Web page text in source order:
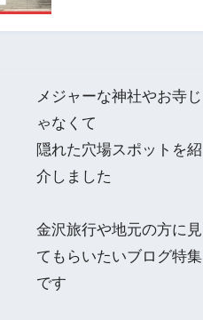
メジャーな神社やお寺じ
ゃなくて
隠れた穴場スポットを紹
介しました
金沢旅行や地元の方に見
てもらいたいブログ特集
です